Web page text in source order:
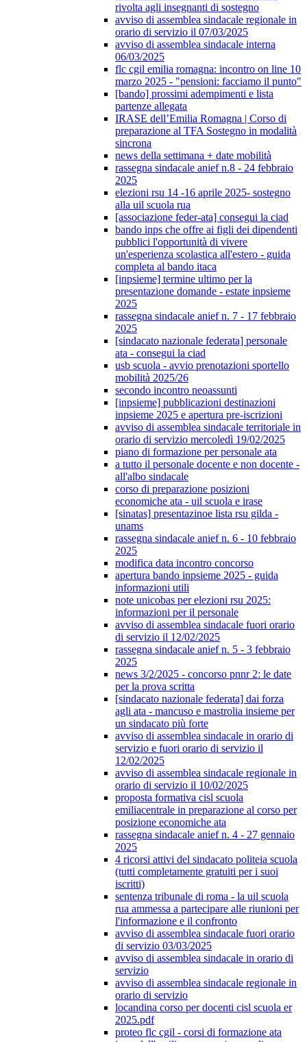
rivolta agli insegnanti di sostegno
avviso di assemblea sindacale regionale in
orario di servizio il 07/03/2025
avviso di assemblea sindacale interna
06/03/2025
flc cgil emilia romagna: incontro on line 10
marzo 2025 - "pensioni: facciamo il punto"
[bando] prossimi adempimenti e lista
partenze allegata
IRASE dell’Emilia Romagna | Corso di
preparazione al TFA Sostegno in modalità
sincrona
news della settimana + date mobilità
rassegna sindacale anief n.8 - 24 febbraio
2025
elezioni rsu 14 -16 aprile 2025- sostegno
alla uil scuola rua
[associazione feder-ata] consegui la ciad
bando inps che offre ai figli dei dipendenti
pubblici l'opportunità di vivere
un'esperienza scolastica all'estero - guida
completa al bando itaca
[inpsieme] termine ultimo per la
presentazione domande - estate inpsieme
2025
rassegna sindacale anief n. 7 - 17 febbraio
2025
[sindacato nazionale federata] personale
ata - consegui la ciad
usb scuola - avvio prenotazioni sportello
mobilità 2025/26
secondo incontro neoassunti
[inpsieme] pubblicazioni destinazioni
inpsieme 2025 e apertura pre-iscrizioni
avviso di assemblea sindacale territoriale in
orario di servizio mercoledì 19/02/2025
piano di formazione per personale ata
a tutto il personale docente e non docente -
all'albo sindacale
corso di preparazione posizioni
economiche ata - uil scuola e irase
[sinatas] presentazinoe lista rsu gilda -
unams
rassegna sindacale anief n. 6 - 10 febbraio
2025
modifica data incontro concorso
apertura bando inpsieme 2025 - guida
informazioni utili
note unicobas per elezioni rsu 2025:
informazioni per il personale
avviso di assemblea sindacale fuori orario
di servizio il 12/02/2025
rassegna sindacale anief n. 5 - 3 febbraio
2025
news 3/2/2025 - concorso pnnr 2: le date
per la prova scritta
[sindacato nazionale federata] dai forza
agli ata - mancuso e mastrolia insieme per
un sindacato più forte
avviso di assemblea sindacale in orario di
servizio e fuori orario di servizio il
12/02/2025
avviso di assemblea sindacale regionale in
orario di servizio il 10/02/2025
proposta formativa cisl scuola
emiliacentrale in preparazione al corso per
posizione economiche ata
rassegna sindacale anief n. 4 - 27 gennaio
2025
4 ricorsi attivi del sindacato politeia scuola
(tutti completamente gratuiti per i suoi
iscritti)
sentenza tribunale di roma - la uil scuola
rua ammessa a partecipare alle riunioni per
l'informazione e il confronto
avviso di assemblea sindacale fuori orario
di servizio 03/03/2025
avviso di assemblea sindacale in orario di
servizio
avviso di assemblea sindacale regionale in
orario di servizio
locandina corso per docenti cisl scuola er
2025.pdf
proteo flc cgil - corsi di formazione ata